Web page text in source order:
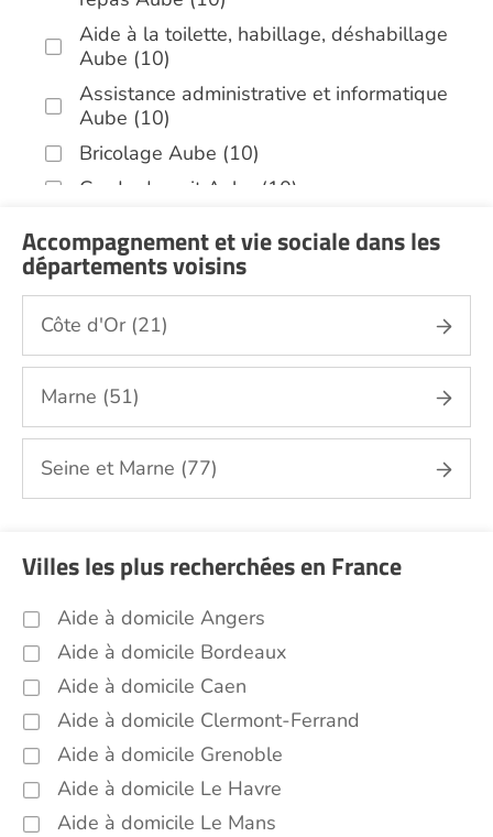
Aide à la toilette, habillage, déshabillage
Aube (10)
Assistance administrative et informatique
Aube (10)
Bricolage Aube (10)
Garde de nuit Aube (10)
Aide aux courses Aube (10)
Entretien du cadre de vie, ménage,
repassage, gestion du linge Aube (10)
Portage de repas Aube (10)
Sorties (promenades, rendez-vous
médicaux...) Aube (10)
Autres aides à domicile Aube (10)
Voir toutes les aides à domicile dans l'Aube (10)
Accompagnement et vie sociale dans les
départements voisins
Côte d'Or (21)
Marne (51)
Seine et Marne (77)
Villes les plus recherchées en France
Aide à domicile Angers
Aide à domicile Bordeaux
Aide à domicile Caen
Aide à domicile Clermont-Ferrand
Aide à domicile Grenoble
Aide à domicile Le Havre
Aide à domicile Le Mans